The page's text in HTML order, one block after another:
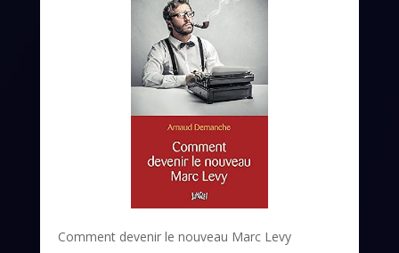
Comment devenir le nouveau Marc Levy